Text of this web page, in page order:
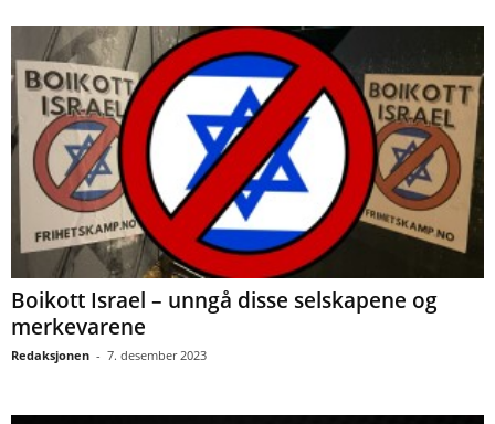
Boikott Israel – unngå disse selskapene og
merkevarene
Redaksjonen - 7. desember 2023